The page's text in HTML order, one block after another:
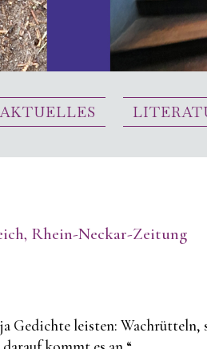
AKTUELLES
Rhein-Neckar-Zeitung
Gedichte leisten: